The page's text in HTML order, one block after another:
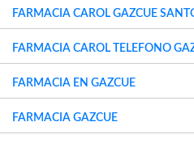
FARMACIA CAROL GAZCUE
FARMACIA CAROL TELEFONO
FARMACIA EN GAZCUE
FARMACIA GAZCUE